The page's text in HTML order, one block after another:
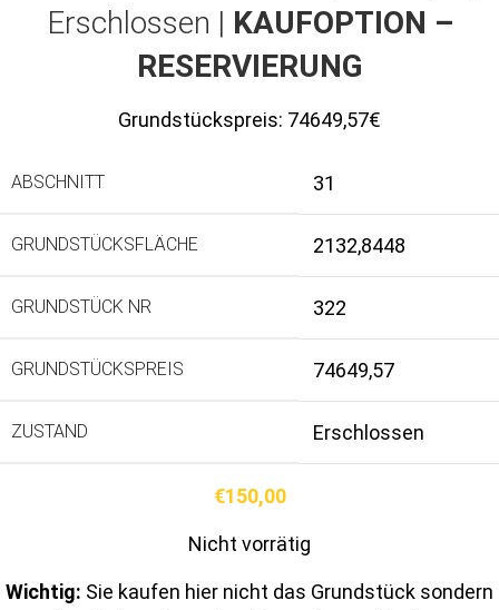
Erschlossen | KAUFOPTION –
RESERVIERUNG
Grundstückspreis: 74649,57€
ABSCHNITT 31
GRUNDSTÜCKSFLÄCHE 2132,8448
GRUNDSTÜCK NR 322
GRUNDSTÜCKSPREIS 74649,57
ZUSTAND Erschlossen
€150,00
Nicht vorrätig
Wichtig: Sie kaufen hier nicht das Grundstück sondern